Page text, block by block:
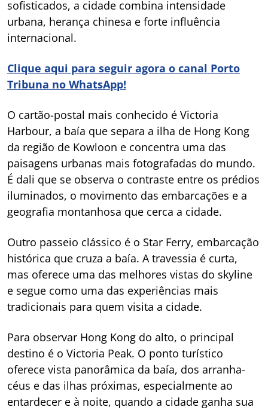
sofisticados, a cidade combina intensidade
urbana, herança chinesa e forte influência
internacional.
Clique aqui para seguir agora o canal Porto
Tribuna no WhatsApp!
O cartão-postal mais conhecido é Victoria
Harbour, a baía que separa a ilha de Hong Kong
da região de Kowloon e concentra uma das
paisagens urbanas mais fotografadas do mundo.
É dali que se observa o contraste entre os prédios
iluminados, o movimento das embarcações e a
geografia montanhosa que cerca a cidade.
Outro passeio clássico é o Star Ferry, embarcação
histórica que cruza a baía. A travessia é curta,
mas oferece uma das melhores vistas do skyline
e segue como uma das experiências mais
tradicionais para quem visita a cidade.
Para observar Hong Kong do alto, o principal
destino é o Victoria Peak. O ponto turístico
oferece vista panorâmica da baía, dos arranha-
céus e das ilhas próximas, especialmente ao
entardecer e à noite, quando a cidade ganha sua